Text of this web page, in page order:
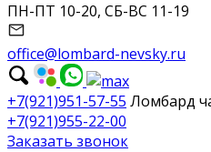
ПН-ПТ 10-20, СБ-ВС 11-19
office@lombard-nevsky.ru
+7(921)951-57-55 Ломбард
+7(921)955-22-00
Заказать звонок